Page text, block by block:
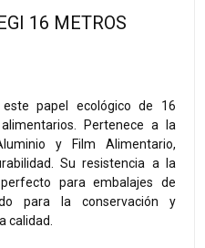
16 METROS
papel ecológico de 16
Pertenece a la
y Film Alimentario,
Su resistencia a la
para embalajes de
para la conservación y
calidad.